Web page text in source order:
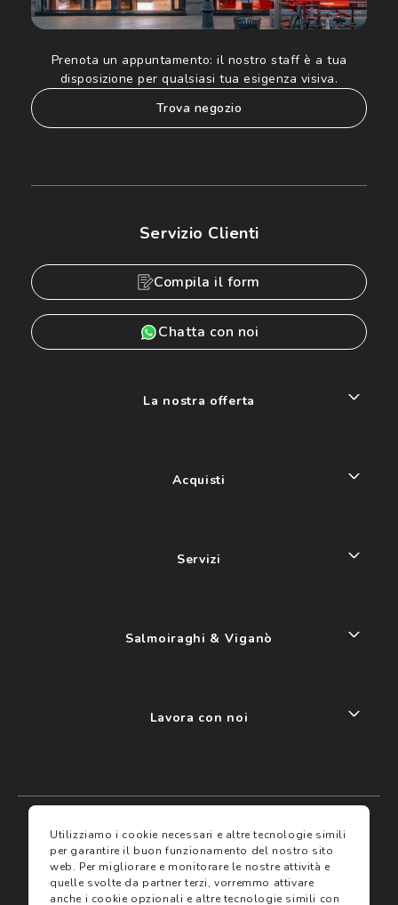
I miei preferiti
Assicurazioni
Prenota un appuntamento: il nostro staff è a tua
disposizione per qualsiasi tua esigenza visiva.
trova negozio
Servizio Clienti
Compila il form
Chatta con noi
La nostra offerta
Acquisti
Servizi
Salmoiraghi & Viganò
Lavora con noi
Utilizziamo i cookie necessari e altre tecnologie simili
per garantire il buon funzionamento del nostro sito
web. Per migliorare e monitorare le nostre attività e
quelle svolte da partner terzi, vorremmo attivare
anche i cookie opzionali e altre tecnologie simili con